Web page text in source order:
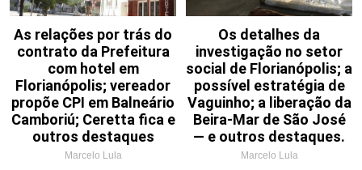
As relações por trás do
contrato da Prefeitura
com hotel em
Florianópolis; vereador
propõe CPI em Balneário
Camboriú; Ceretta fica e
outros destaques
Marcelo Lula
Os detalhes da
investigação no setor
social de Florianópolis; a
possível estratégia de
Vaguinho; a liberação da
Beira-Mar de São José
— e outros destaques.
Marcelo Lula